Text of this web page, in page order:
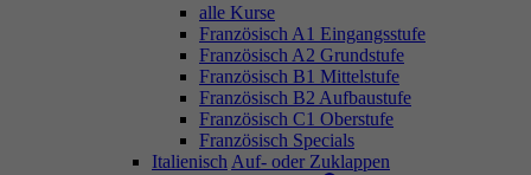
alle Kurse
Französisch A1 Eingangsstufe
Französisch A2 Grundstufe
Französisch B1 Mittelstufe
Französisch B2 Aufbaustufe
Französisch C1 Oberstufe
Französisch Specials
Italienisch Auf- oder Zuklappen